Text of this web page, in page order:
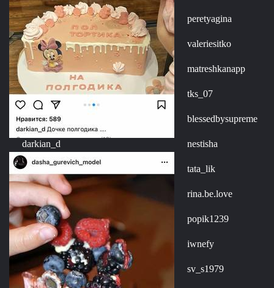
darkian_d
peretyagina
valeriesitko
matreshkanapp
tks_07
blessedbysupreme
nestisha
tata_lik
rina.be.love
popik1239
iwnefy
sv_s1979